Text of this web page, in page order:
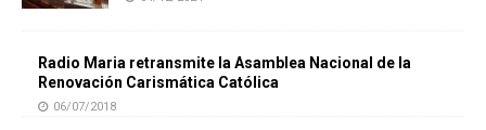
Radio Maria retransmite la Asamblea Nacional de la
Renovación Carismática Católica
06/07/2018